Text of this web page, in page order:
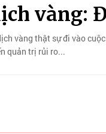
vàng:
vàng thật sự đi vào
quản trị rủi ro...